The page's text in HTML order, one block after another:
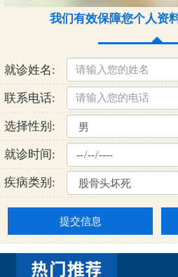
我们有效保障您个人资
就诊姓名:
联系电话:
选择性别:
就诊时间:
疾病类别:
提交信息